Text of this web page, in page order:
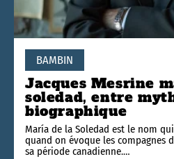
BAMBIN
Jacques Mesrine
soledad, entre
biographique
María de la Soledad est le nom
quand on évoque les compagnes
sa période canadienne.…